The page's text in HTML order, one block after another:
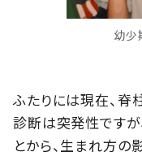
幼少
ふたりには現在、脊
診断は突発性です
とから、生まれ方